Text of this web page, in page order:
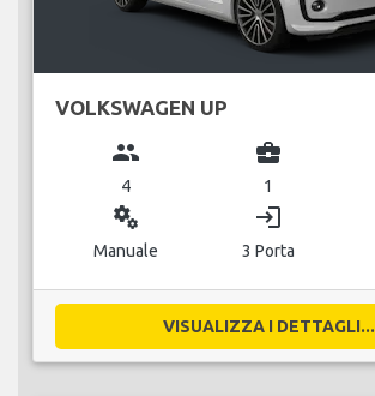
VOLKSWAGEN UP
group
4
business_center
1
miscellaneous_services
Manuale
login
3 Porta
VISUALIZZA I DETTAGLI...